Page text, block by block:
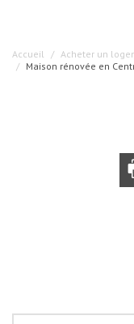
Accueil Acheter un
Maison rénovée en